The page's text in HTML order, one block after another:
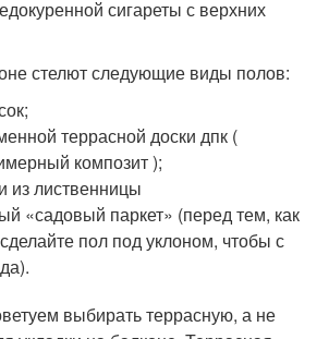
сигареты с верхних
стелют следующие виды полов:
террасной доски дпк (
композит );
из лиственницы
«садовый паркет» (перед тем, как
пол под уклоном, чтобы с
выбирать террасную, а не